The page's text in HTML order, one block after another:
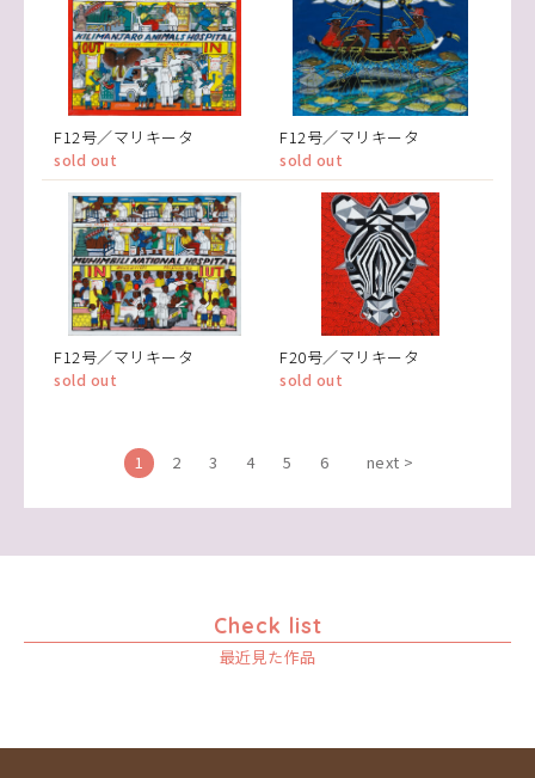
F12号／マリキータ
sold out
F12号／マリキータ
sold out
F12号／マリキータ
sold out
F20号／マリキータ
sold out
1 2 3 4 5 6 next >
Check list
最近見た作品